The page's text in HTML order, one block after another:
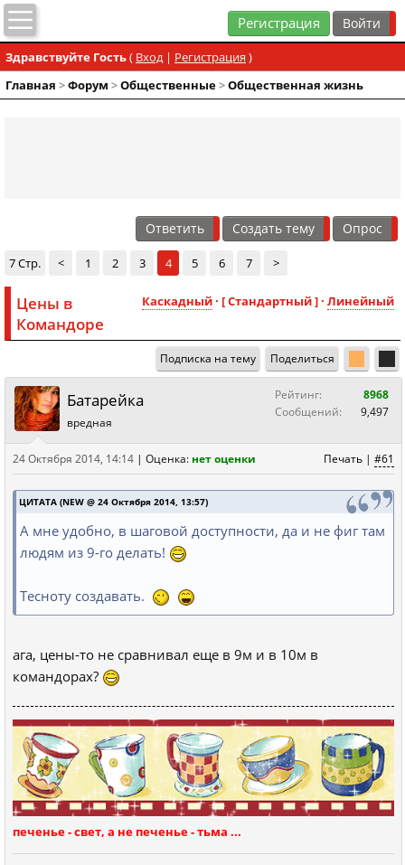
Регистрация
Здравствуйте Гость( Вход| Регистрация )
Главная >Форум >Общественные>Общественная жизнь
Ответить Создать тему Опрос
7 Стр. < 1 2 3 4 5 6 7 >
Каскадный· [ Стандартный ] · Линейный
Цены в
Командоре
Подписка на тему Поделиться
Батарейка
вредная
Рейтинг:
8968
Сообщений:
9,497
Печать | #61
24 Октября 2014, 14:14 | Оценка: нет оценки
ЦИТАТА (NEW @ 24 Октября 2014, 13:57)
А мне удобно, в шаговой доступности, да и не фиг там
людям из 9-го делать!
Тесноту создавать.
ага, цены-то не сравнивал еще в 9м и в 10м в
командорах?
печенье - свет, а не печенье - тьма ...